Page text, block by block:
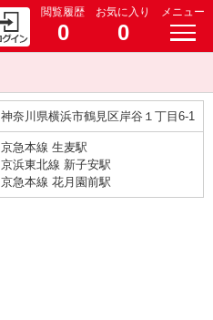
閲覧履歴
0
お気に入り
0
メニュー
神奈川県横浜市鶴見区岸谷１丁目6-1
京急本線 生麦駅
京浜東北線 新子安駅
京急本線 花月園前駅